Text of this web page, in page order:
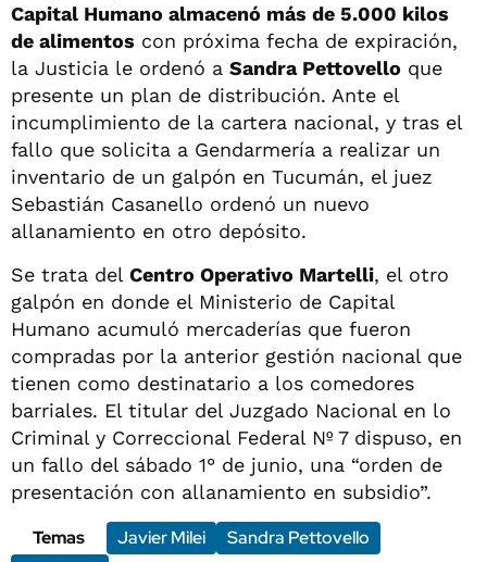
Capital Humano almacenó más de 5.000 kilos
de alimentos con próxima fecha de expiración,
la Justicia le ordenó a Sandra Pettovello que
presente un plan de distribución. Ante el
incumplimiento de la cartera nacional, y tras el
fallo que solicita a Gendarmería a realizar un
inventario de un galpón en Tucumán, el juez
Sebastián Casanello ordenó un nuevo
allanamiento en otro depósito.
Se trata del Centro Operativo Martelli, el otro
galpón en donde el Ministerio de Capital
Humano acumuló mercaderías que fueron
compradas por la anterior gestión nacional que
tienen como destinatario a los comedores
barriales. El titular del Juzgado Nacional en lo
Criminal y Correccional Federal Nº 7 dispuso, en
un fallo del sábado 1° de junio, una “orden de
presentación con allanamiento en subsidio”.
Temas
Javier Milei
Sandra Pettovello